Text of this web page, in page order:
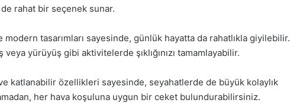
rahat bir seçenek sunar.
modern tasarımları sayesinde, günlük hayatta da rahatlıkla giyilebilir.
veya yürüyüş gibi aktivitelerde şıklığınızı tamamlayabilir.
katlanabilir özellikleri sayesinde, seyahatlerde de büyük kolaylık
her hava koşuluna uygun bir ceket bulundurabilirsiniz.